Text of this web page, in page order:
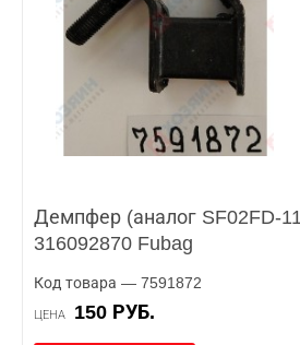
Демпфер (аналог SF02FD-
316092870 Fubag
Код товара — 7591872
ЦЕНА 150 РУБ.